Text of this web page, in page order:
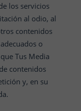
los servicios
al odio, al
contenidos
o
Tus Media
contenidos
y, en su